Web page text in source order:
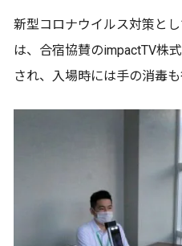
新型コロナウイルス対策と
は、合宿協賛のimpactTV株
され、入場時には手の消毒も